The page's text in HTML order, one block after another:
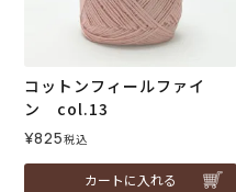
コットンフィールファイ
ン col.13
¥825税込
カートに入れる